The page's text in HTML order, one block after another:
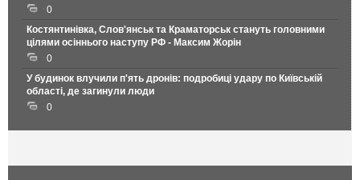
0
Костянтинівка, Слов'янськ та Краматорськ стануть головними
цілями осіннього наступу РФ - Максим Жорін
0
У будинок влучили п'ять дронів: подробиці удару по Київській
області, де загинули люди
0